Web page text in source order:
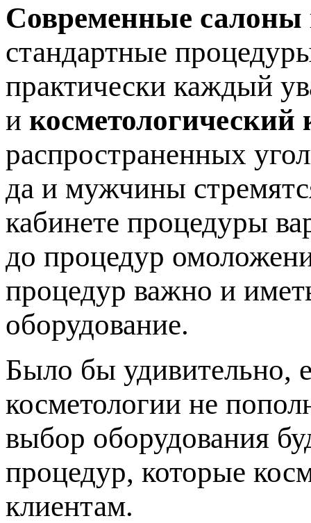
Современные салоны
стандартные
практически каждый
и косметологический
распространенных
да и мужчины
кабинете процедуры
до процедур
процедур важно и
оборудование.
Было бы удивительно,
косметологии не
выбор оборудования
процедур, которые
клиентам.